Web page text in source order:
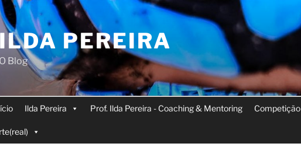
ILDA PEREIRA
O Blog
Ilda Pereira Prof. Ilda Pereira - Coaching & Mentoring Competição